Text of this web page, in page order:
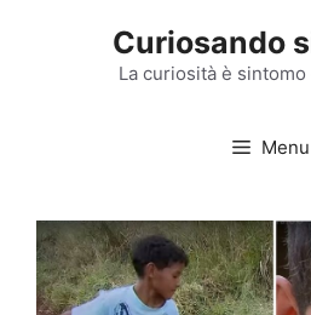
Curiosando
La curiosità è
Menu